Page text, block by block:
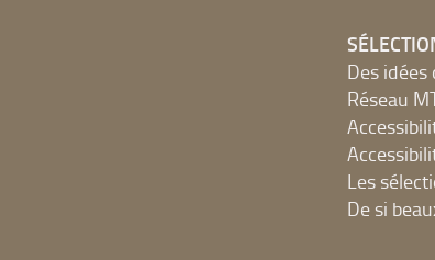
Des idées
Réseau
Les
De si